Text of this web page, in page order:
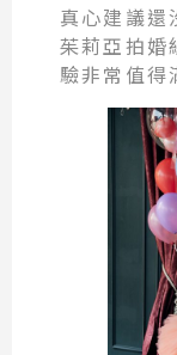
真心建議還
茱莉亞拍婚
驗非常值得